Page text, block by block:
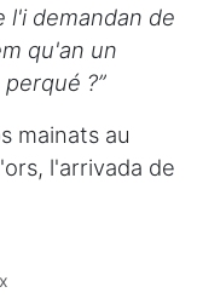
l'i demandan de
qu'an un
?”
mainats au
l'arrivada de